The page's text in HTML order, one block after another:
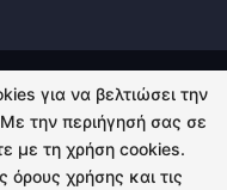
ΕΠΙΚΟΙΝΩΝΙΑ
Reserved.
για να βελτιώσει την
την περιήγησή σας σε
με τη χρήση cookies.
όρους χρήσης και τις